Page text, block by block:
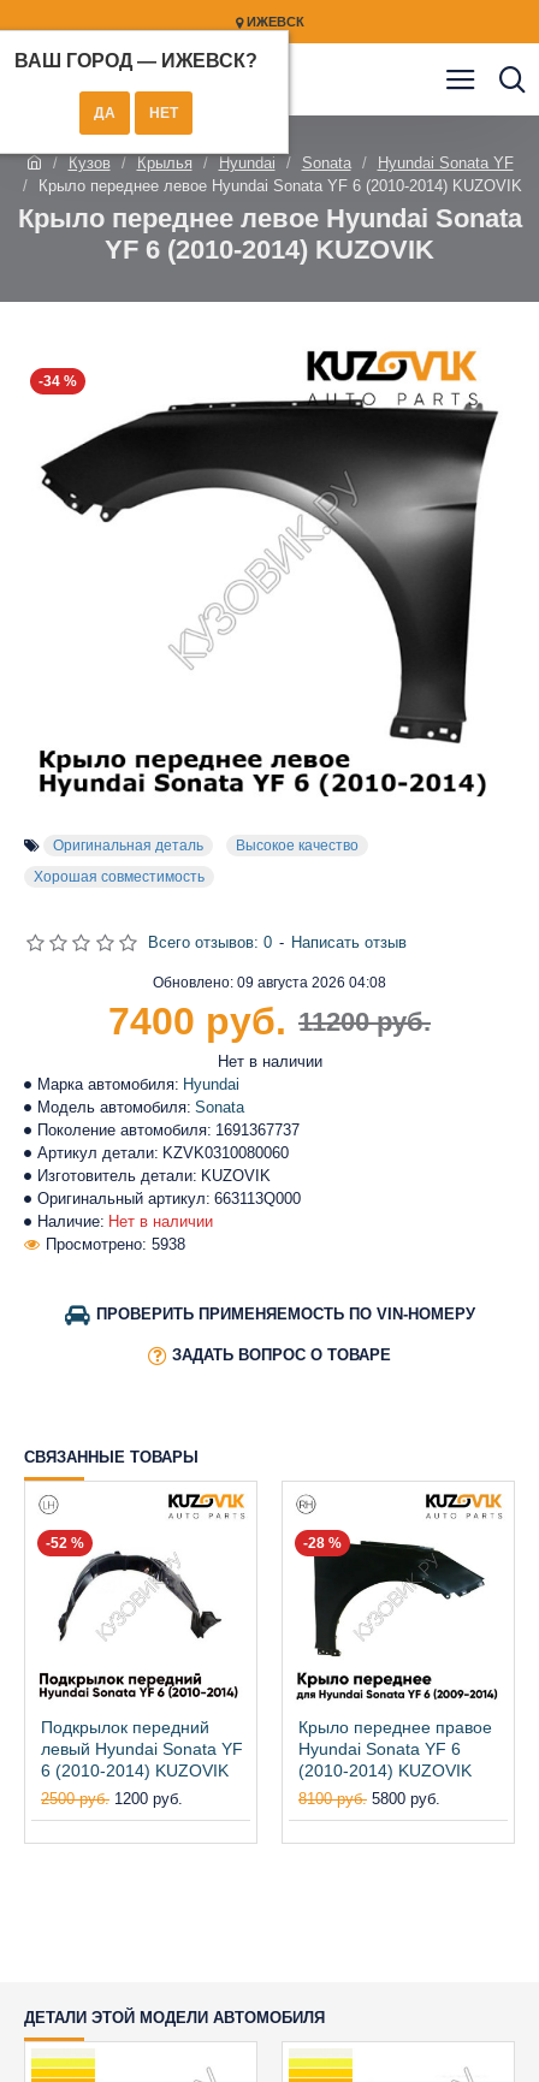
ИЖЕВСК
ВАШ ГОРОД — ИЖЕВСК?
Кузов Крылья Hyundai Sonata
Hyundai Sonata YF
Крыло переднее левое Hyundai Sonata YF 6 (2010-2014) KUZOVIK
Крыло переднее левое Hyundai Sonata
YF 6 (2010-2014) KUZOVIK
-34 %
Оригинальная деталь
Высокое качество
Хорошая совместимость
Наличие: Нет в наличии
Марка автомобиля: Hyundai
Модель автомобиля: Sonata
Поколение автомобиля: 1691367737
Артикул детали: KZVK0310080060
Изготовитель детали: KUZOVIK
Оригинальный артикул: 663113Q000
Просмотрено: 5938
Обновлено: 09 августа 2026 04:08
Нет в наличии
Всего отзывов: 0 - Написать отзыв
11200 руб.
7400 руб.
ПРОВЕРИТЬ ПРИМЕНЯЕМОСТЬ ПО VIN-НОМЕРУ
ЗАДАТЬ ВОПРОС О ТОВАРЕ
СВЯЗАННЫЕ ТОВАРЫ
-52 %
Подкрылок передний
левый Hyundai Sonata YF
6 (2010-2014) KUZOVIK
2500 руб. 1200 руб.
-28 %
Крыло переднее правое
Hyundai Sonata YF 6
(2010-2014) KUZOVIK
8100 руб. 5800 руб.
ДЕТАЛИ ЭТОЙ МОДЕЛИ АВТОМОБИЛЯ